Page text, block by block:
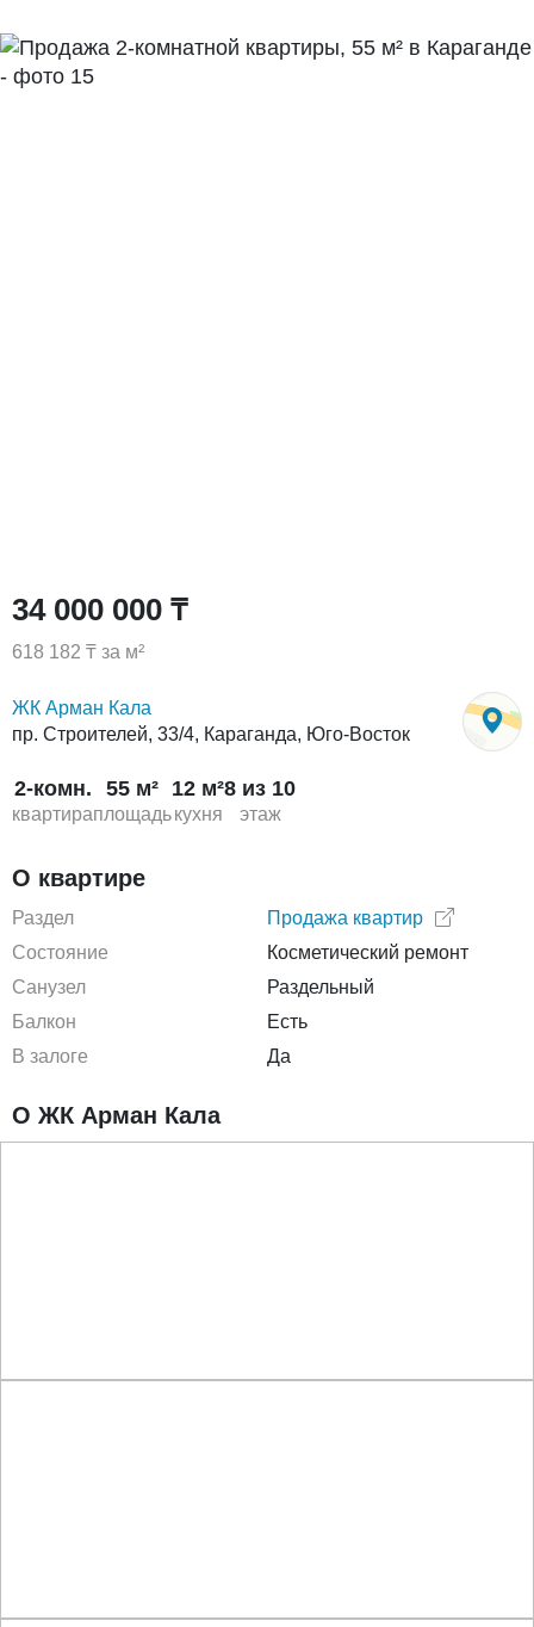
34 000 000 ₸
618 182 ₸ за м²
ЖК Арман Кала
пр. Строителей, 33/4, Караганда, Юго-Восток
2-комн.
квартира
55 м²
площадь
12 м²
кухня
8 из 10
этаж
О квартире
Раздел
Продажа квартир
Состояние
Косметический ремонт
Санузел
Раздельный
Балкон
Есть
В залоге
Да
О ЖК Арман Кала